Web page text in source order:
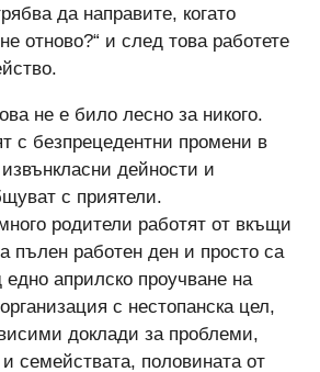
да направите, когато
отново?“ и след това работете
не е било лесно за никого.
с безпрецедентни промени в
дейности и
с приятели.
родители работят от вкъщи
пълен работен ден и просто са
едно априлско проучване на
с нестопанска цел,
доклади за проблеми,
семействата, половината от